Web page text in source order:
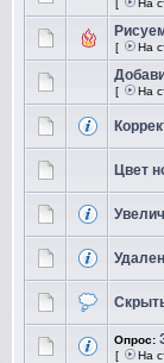
[ На
[ На
[ На
Цвет
Опрос:
[ На